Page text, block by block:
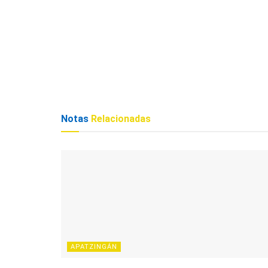
Notas Relacionadas
APATZINGÁN